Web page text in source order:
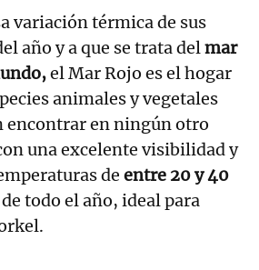
variación térmica de sus
año y a que se trata delmar
el Mar Rojo es el hogar
animales y vegetales
encontrar en ningún otro
una excelente visibilidad y
de entre 20 y 40
todo el año, ideal para